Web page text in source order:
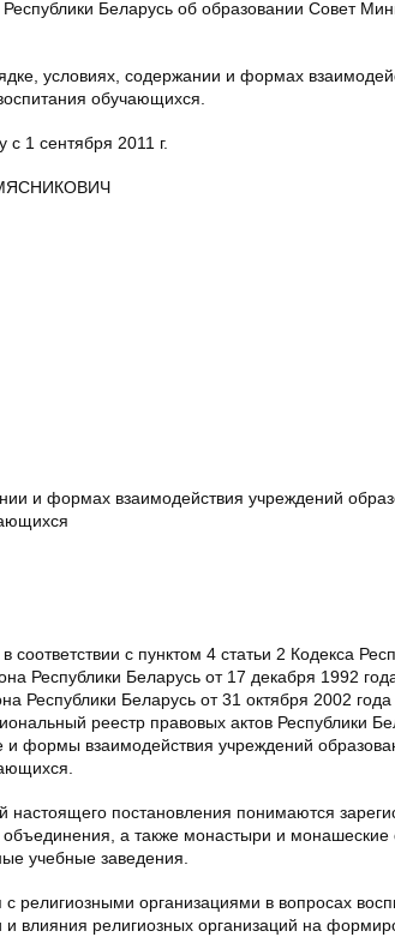
Республики Беларусь об образовании Совет
условиях, содержании и формах
обучающихся.
1 сентября 2011 г.
МЯСНИКОВИЧ
и формах взаимодействия учреждений
с пунктом 4 статьи 2 Кодекса
Республики Беларусь от 17 декабря 1992
Республики Беларусь от 31 октября 2002
реестр правовых актов Республики
и формы взаимодействия учреждений
постановления понимаются
а также монастыри и
учебные заведения.
религиозными организациями в вопросах
и влияния религиозных организаций на